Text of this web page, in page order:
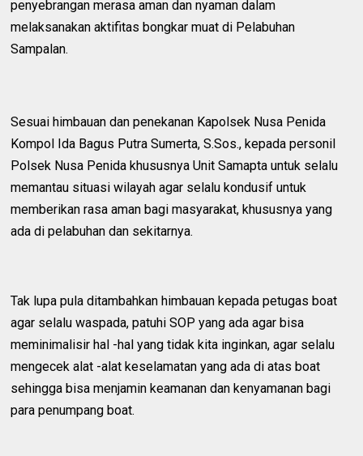
penyebrangan merasa aman dan nyaman dalam
melaksanakan aktifitas bongkar muat di Pelabuhan
Sampalan.
Sesuai himbauan dan penekanan Kapolsek Nusa Penida
Kompol Ida Bagus Putra Sumerta, S.Sos., kepada personil
Polsek Nusa Penida khususnya Unit Samapta untuk selalu
memantau situasi wilayah agar selalu kondusif untuk
memberikan rasa aman bagi masyarakat, khususnya yang
ada di pelabuhan dan sekitarnya.
Tak lupa pula ditambahkan himbauan kepada petugas boat
agar selalu waspada, patuhi SOP yang ada agar bisa
meminimalisir hal -hal yang tidak kita inginkan, agar selalu
mengecek alat -alat keselamatan yang ada di atas boat
sehingga bisa menjamin keamanan dan kenyamanan bagi
para penumpang boat.